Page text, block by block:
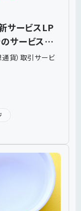
サービスLP
サービス公
貨）取引サービ